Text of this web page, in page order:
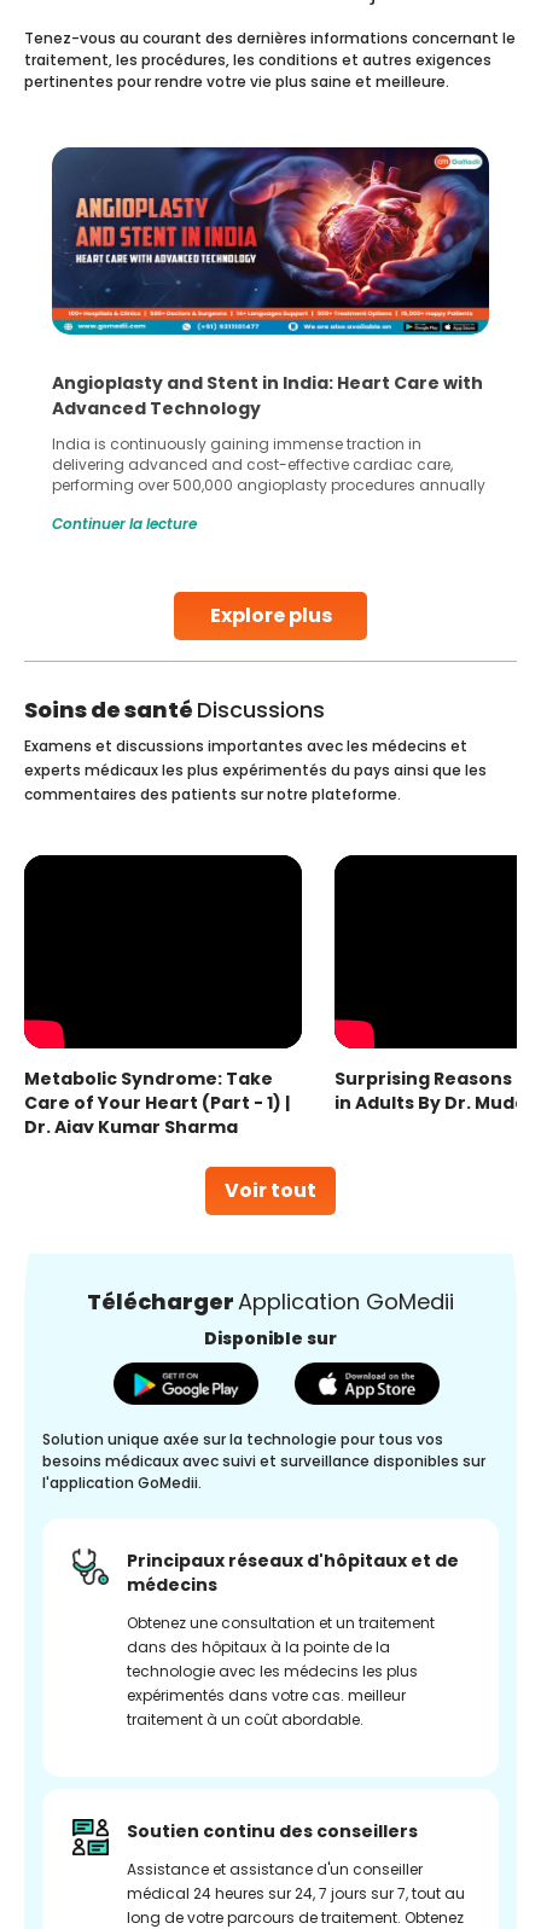
Explore plus
Tenez-vous au courant des dernières informations concernant le
traitement, les procédures, les conditions et autres exigences
pertinentes pour rendre votre vie plus saine et meilleure.
Angioplasty and Stent in India: Heart Care with
Advanced Technology
India is continuously gaining immense traction in
delivering advanced and cost-effective cardiac care,
performing over 500,000 angioplasty procedures annually
globe are searching for treatments like angioplasty and
Studies, such as one published
Continuer la lecture
Soins de santé Discussions
Voir tout
Examens et discussions importantes avec les médecins et
experts médicaux les plus expérimentés du pays ainsi que les
commentaires des patients sur notre plateforme.
Metabolic Syndrome: Take
Care of Your Heart (Part - 1) |
Dr. Ajay Kumar Sharma
Surprising Reasons
in Adults By Dr.
TéléchargerApplication GoMedii
Disponible sur
Solution unique axée sur la technologie pour tous vos
besoins médicaux avec suivi et surveillance disponibles sur
l'application GoMedii.
Principaux réseaux d'hôpitaux et de
médecins
Obtenez une consultation et un traitement
dans des hôpitaux à la pointe de la
technologie avec les médecins les plus
expérimentés dans votre cas. meilleur
traitement à un coût abordable.
Soutien continu des conseillers
Assistance et assistance d'un conseiller
médical 24 heures sur 24, 7 jours sur 7, tout au
long de votre parcours de traitement. Obtenez